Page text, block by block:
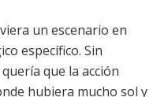
un escenario en
específico. Sin
que la acción
hubiera mucho sol y